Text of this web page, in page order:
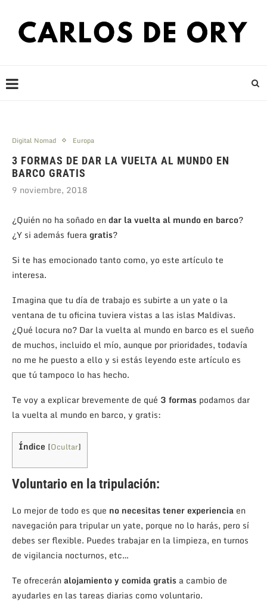
Digital Nomad Europa
3 FORMAS DE DAR LA VUELTA AL MUNDO EN
BARCO GRATIS
9 noviembre, 2018
¿Quién no ha soñado endar la vuelta al mundo en barco?
¿Y si además fueragratis?
Si te has emocionado tanto como, yo este artículo te
interesa.
Imagina que tu día de trabajo es subirte a un yate o la
ventana de tu oficina tuviera vistas a las islas Maldivas.
¿Qué locura no? Dar la vuelta al mundo en barco es el sueño
de muchos, incluido el mío, aunque por prioridades, todavía
no me he puesto a ello y si estás leyendo este artículo es
que tú tampoco lo has hecho.
Te voy a explicar brevemente de qué 3 formas podamos dar
la vuelta al mundo en barco, y gratis:
Índice [Ocultar]
Voluntario en la tripulación:
Lo mejor de todo es que no necesitas tener experiencia en
navegación para tripular un yate, porque no lo harás, pero sí
debes ser flexible. Puedes trabajar en la limpieza, en turnos
de vigilancia nocturnos, etc…
Te ofreceránalojamiento y comida gratis a cambio de
ayudarles en las tareas diarias como voluntario.